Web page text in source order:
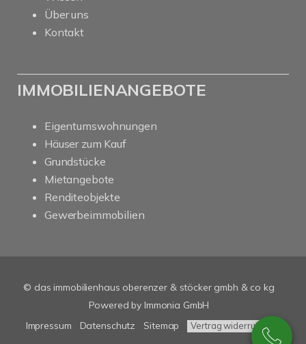
Über uns
Kontakt
IMMOBILIENANGEBOTE
Eigentumswohnungen
Häuser zum Kauf
Grundstücke
Mietangebote
Renditeobjekte
Gewerbeimmobilien
© das immobilienhaus oberenzer & stöcker gmbh & co kg
Powered by Immonia GmbH
Impressum
Datenschutz Sitemap Vertrag widerrufen